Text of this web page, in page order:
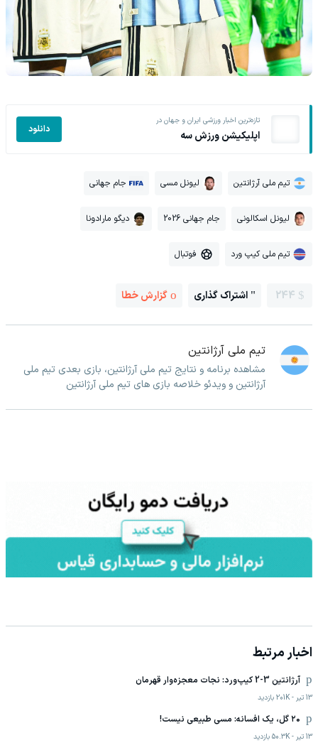
تازه‌ترین اخبار ورزشی ایران و جهان در
اپلیکیشن ورزش سه دانلود
تیم ملی آرژانتین لیونل مسی جام جهانی
لیونل اسکالونی جام جهانی 2026 دیگو مارادونا
تیم ملی کیپ ورد فوتبال
244 اشتراک گذاری گزارش خطا
تیم ملی آرژانتین
مشاهده برنامه و نتایج تیم ملی آرژانتین، بازی بعدی تیم ملی
آرژانتین و ویدئو خلاصه بازی های تیم ملی آرژانتین
اخبار مرتبط
آرژانتین 3-2 کیپ‌ورد: نجات معجزه‌وار قهرمان
13 تیر -
201K بازدید
۲۰ گل، یک افسانه: مسی طبیعی نیست!
13 تیر -
50.3K بازدید